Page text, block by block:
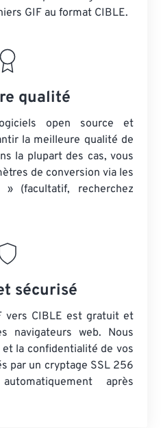
GIF au format CIBLE.
qualité
open source et
la meilleure qualité de
la plupart des cas, vous
de conversion via les
» (facultatif, recherchez
sécurisé
vers CIBLE est gratuit et
navigateurs web. Nous
la confidentialité de vos
par un cryptage SSL 256
après